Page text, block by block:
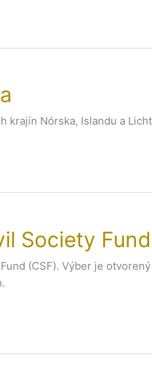
krajín Nórska, Islandu a
Society
(CSF). Výber je